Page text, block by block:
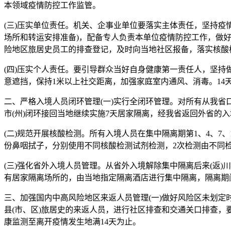
本领域疫情防控工作监管。
(三)压实单位责任。机关、企事业单位要落实主体责任，坚持
场所和转运安排准备)，配备专人负责本单位疫情防控工作，做
险地区旅居史员工的排查登记，及时向当地社区报备，落实核酸
(四)压实个人责任。要引导群众当好自身健康第一责任人，坚
意遮挡，保持1米以上社交距离，加强家庭室内通风、消毒。14
二、严格入境人员闭环管理(一)实行全闭环管理。对所有从我
市(州)闭环接回当地继续实施7天居家隔离，经我省返回外省的
(二)规范开展核酸检测。所有入境人员在集中隔离期第1、4、7
份鼻咽拭子，分别使用不同核酸检测试剂检测，2次检测由不同
(三)强化省外入境人员管理。从省外入境解除集中隔离后来(返)
有居家隔离场所的，由当地指定隔离酒店进行集中隔离，隔离
三、加强国内中高风险地区来返人员管理(一)做好风险区未划
县(市、区)旅居史的来返人员，进行社区排查和交通关口排查
康监测至离开疫情发生地满14天为止。